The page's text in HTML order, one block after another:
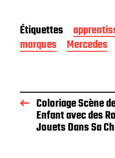
Étiquettes
marques
Mercedes
Coloriage Scène
Enfant avec des
Jouets Dans Sa